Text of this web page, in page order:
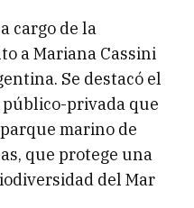
cargo de la
a Mariana Cassini
Se destacó el
privada que
marino de
que protege una
del Mar